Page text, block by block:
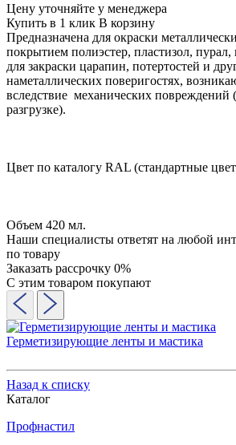
Цену уточняйте у менеджера
Купить в 1 клик В корзину
Предназначена для окраски
покрытием полиэстер, пластизол, пурал,
для закраски царапин, потертостей и
наметаллических поверигостях,
вследствие механических повреждений
разгрузке).
Цвет по каталогу RAL (стандартные
Объем 420 мл.
Наши специалисты ответят на любой
по товару
Заказать рассрочку 0%
С этим товаром покупают
Герметизирующие ленты и мастика
Назад к списку
Каталог
Профнастил